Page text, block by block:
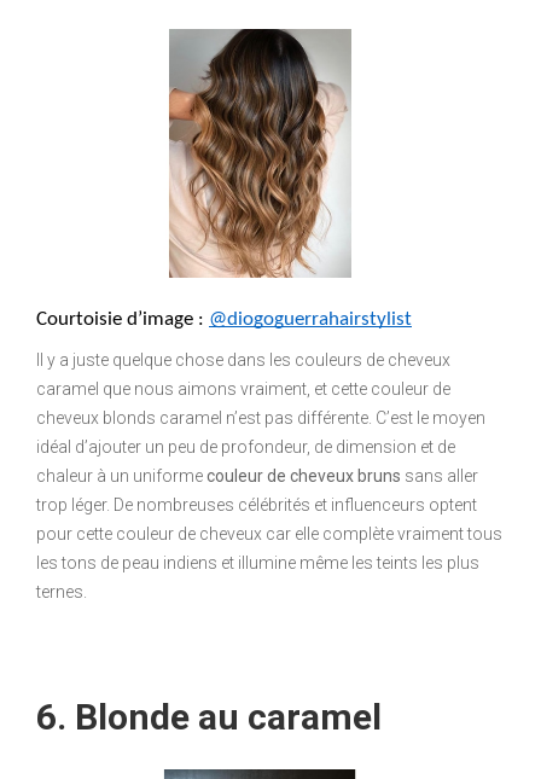
Courtoisie d’image : @diogoguerrahairstylist
Il y a juste quelque chose dans les couleurs de cheveux
caramel que nous aimons vraiment, et cette couleur de
cheveux blonds caramel n’est pas différente. C’est le moyen
idéal d’ajouter un peu de profondeur, de dimension et de
chaleur à un uniformecouleur de cheveux bruns sans aller
trop léger. De nombreuses célébrités et influenceurs optent
pour cette couleur de cheveux car elle complète vraiment tous
les tons de peau indiens et illumine même les teints les plus
ternes.
6. Blonde au caramel